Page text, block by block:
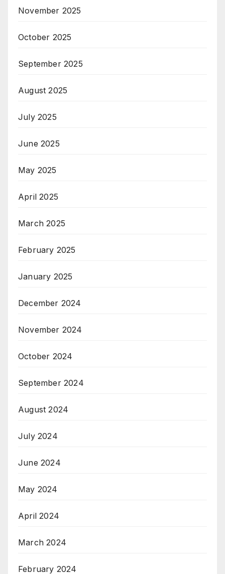
November 2025
October 2025
September 2025
August 2025
July 2025
June 2025
May 2025
April 2025
March 2025
February 2025
January 2025
December 2024
November 2024
October 2024
September 2024
August 2024
July 2024
June 2024
May 2024
April 2024
March 2024
February 2024